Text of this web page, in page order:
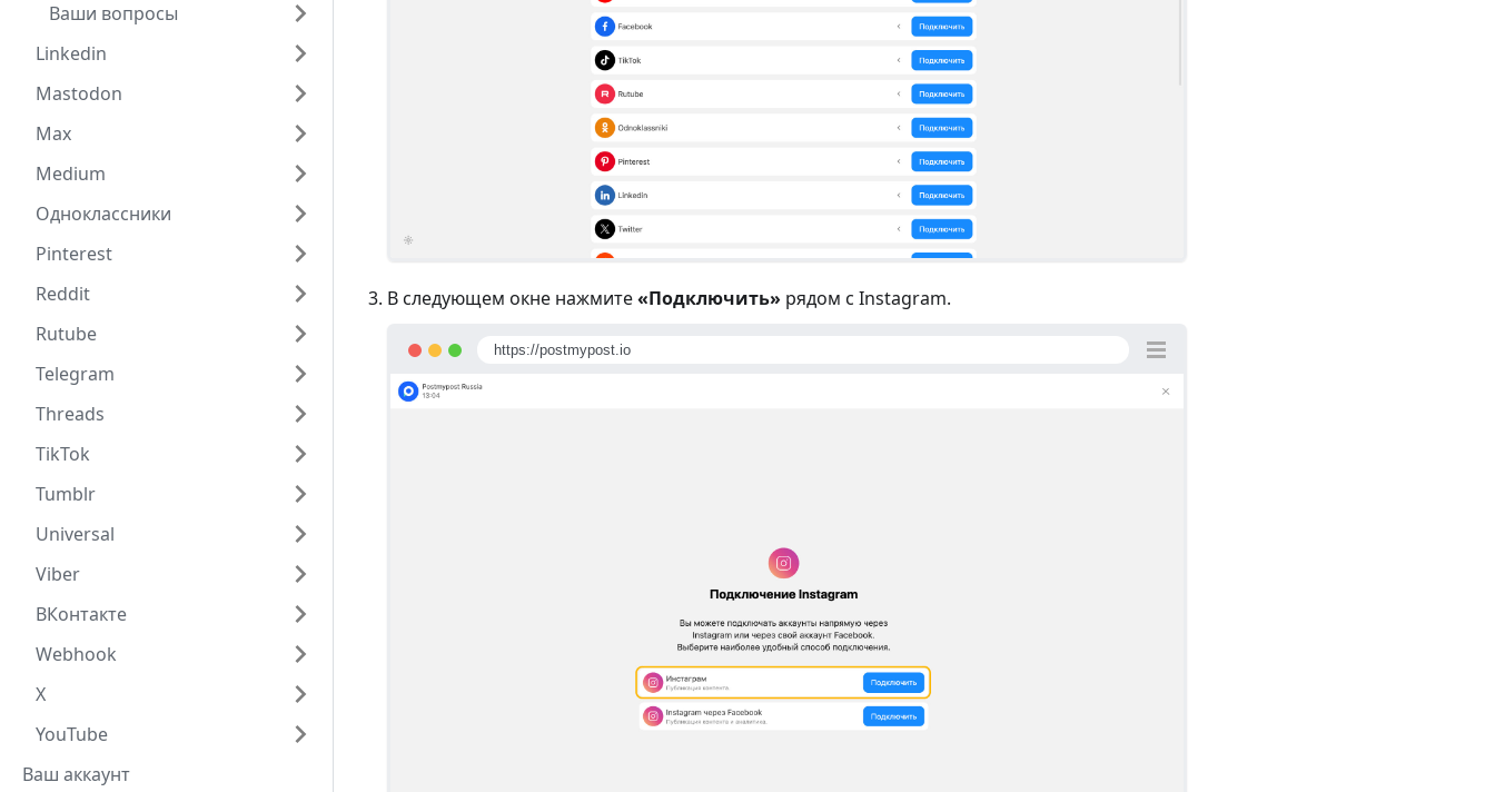
Ваши вопросы
Linkedin
Mastodon
Max
Medium
Одноклассники
Pinterest
Reddit
Rutube
Telegram
Threads
TikTok
Tumblr
Universal
Viber
ВКонтакте
Webhook
X
YouTube
Ваш аккаунт
В следующем окне нажмите«Подключить» рядом с Instagram.
https://postmypost.io